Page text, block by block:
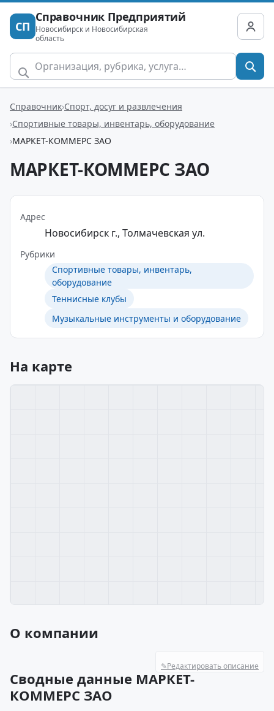
СП
Справочник Предприятий
Новосибирск и Новосибирская
область
Справочник Спорт, досуг и развлечения
Спортивные товары, инвентарь, оборудование
МАРКЕТ-КОММЕРС ЗАО
МАРКЕТ-КОММЕРС ЗАО
Адрес
Новосибирск г., Толмачевская ул.
Рубрики
Спортивные товары, инвентарь,
оборудование
Теннисные клубы
Музыкальные инструменты и оборудование
На карте
О компании
✎Редактировать описание
Сводные данные МАРКЕТ-
КОММЕРС ЗАО